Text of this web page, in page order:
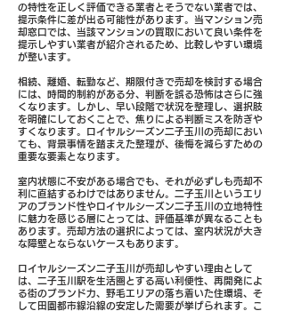
の特性を正しく評価できる業者とそうでない業者では、
提示条件に差が出る可能性があります。当マンション売
却窓口では、当該マンションの買取において良い条件を
提示しやすい業者が紹介されるため、比較しやすい環境
が整います。
相続、離婚、転勤など、期限付きで売却を検討する場合
には、時間的制約がある分、判断を誤る恐怖はさらに強
くなります。しかし、早い段階で状況を整理し、選択肢
を明確にしておくことで、焦りによる判断ミスを防ぎや
すくなります。ロイヤルシーズン二子玉川の売却におい
ても、背景事情を踏まえた整理が、後悔を減らすための
重要な要素となります。
室内状態に不安がある場合でも、それが必ずしも売却不
利に直結するわけではありません。二子玉川というエリ
アのブランド性やロイヤルシーズン二子玉川の立地特性
に魅力を感じる層にとっては、評価基準が異なることも
あります。売却方法の選択によっては、室内状況が大き
な障壁とならないケースもあります。
ロイヤルシーズン二子玉川が売却しやすい理由として
は、二子玉川駅を生活圏とする高い利便性、再開発によ
る街のブランド力、野毛エリアの落ち着いた住環境、そ
して田園都市線沿線の安定した需要が挙げられます。こ